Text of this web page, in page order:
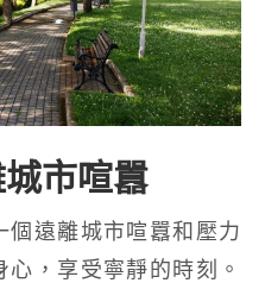
市喧囂
遠離城市喧囂和壓力
，享受寧靜的時刻。